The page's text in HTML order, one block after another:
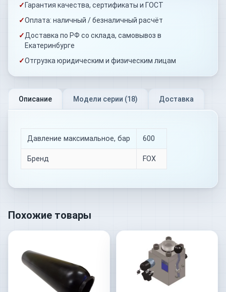
✓ Гарантия качества, сертификаты и ГОСТ
✓Оплата: наличный / безналичный расчёт
✓Доставка по РФ со склада, самовывоз в
Екатеринбурге
✓Отгрузка юридическим и физическим лицам
Описание Модели серии (18) Доставка
Давление максимальное, бар 600
Бренд FOX
Похожие товары